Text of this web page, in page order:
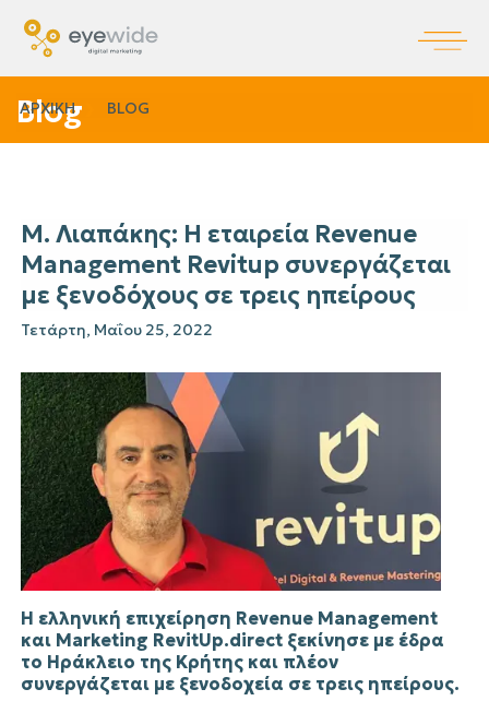
ΑΡΧΙΚΗ BLOG
Blog
Μ. Λιαπάκης: Η εταιρεία Revenue
Management Revitup συνεργάζεται
με ξενοδόχους σε τρεις ηπείρους
Τετάρτη, Μαΐου 25, 2022
H ελληνική επιχείρηση Revenue Management
και Marketing RevitUp.directξεκίνησε με έδρα
το Ηράκλειο της Κρήτης και πλέον
συνεργάζεται με ξενοδοχεία σε τρεις ηπείρους.